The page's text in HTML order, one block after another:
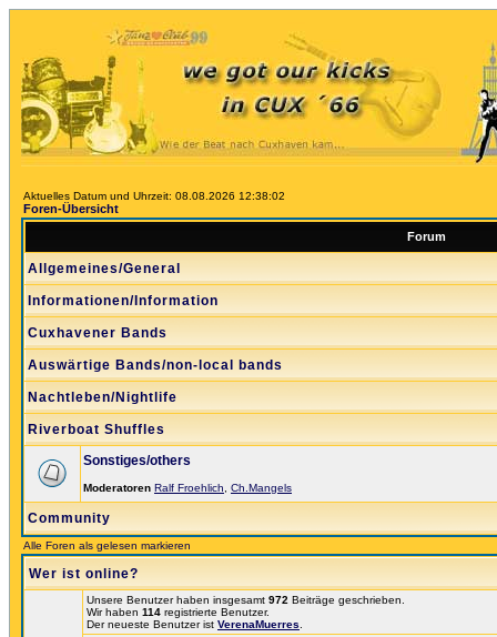
Aktuelles Datum und Uhrzeit: 08.08.2026 12:38:02
Foren-Übersicht
Forum
Allgemeines/General
Informationen/Information
Cuxhavener Bands
Auswärtige Bands/non-local bands
Nachtleben/Nightlife
Riverboat Shuffles
Sonstiges/others
Moderatoren Ralf Froehlich Ch.Mangels
Community
Alle Foren als gelesen markieren
Wer ist online?
Unsere Benutzer haben insgesamt 972 Beiträge geschrieben.
Wir haben 114 registrierte Benutzer.
Der neueste Benutzer ist VerenaMuerres